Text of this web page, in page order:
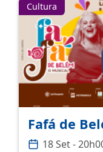
Cultura
Fafá de
18 Set -